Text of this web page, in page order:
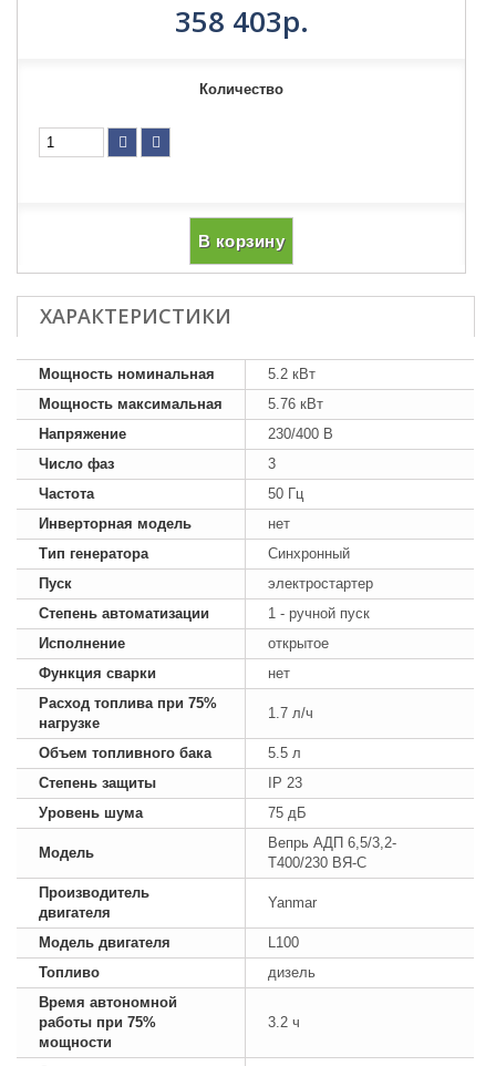
358 403р.
Количество
В корзину
ХАРАКТЕРИСТИКИ
Мощность номинальная
5.2 кВт
Мощность максимальная
5.76 кВт
Напряжение
230/400 В
Число фаз
3
Частота
50 Гц
Инверторная модель
нет
Тип генератора
Синхронный
Пуск
электростартер
Степень автоматизации
1 - ручной пуск
Исполнение
открытое
Функция сварки
нет
Расход топлива при 75%
нагрузке
1.7 л/ч
Объем топливного бака
5.5 л
Степень защиты
IP 23
Уровень шума
75 дБ
Модель
Вепрь АДП 6,5/3,2-
Т400/230 ВЯ-С
Производитель
двигателя
Yanmar
Модель двигателя
L100
Топливо
дизель
Время автономной
работы при 75%
мощности
3.2 ч